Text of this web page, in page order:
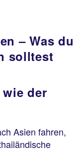
– Was du
solltest
der
Asien fahren,